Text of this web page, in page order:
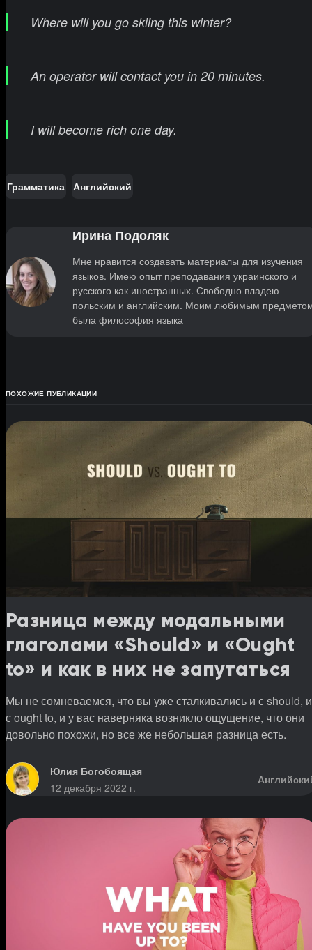
Where will you go skiing this winter?
An operator will contact you in 20 minutes.
I will become rich one day.
Грамматика Английский
Ирина Подоляк
Мне нравится создавать материалы для изучения
языков. Имею опыт преподавания украинского и
русского как иностранных. Свободно владею
польским и английским. Моим любимым
была философия языка
ПОХОЖИЕ ПУБЛИКАЦИИ
Разница между модальными
глаголами «Should» и «Ought
to» и как в них не запутаться
Мы не сомневаемся, что вы уже сталкивались и с should, и
с ought to, и у вас наверняка возникло ощущение, что они
довольно похожи, но все же небольшая разница есть.
Юлия Богобоящая
12 декабря 2022 г.